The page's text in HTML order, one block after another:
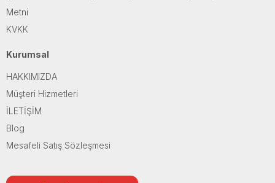
Metni
KVKK
Kurumsal
HAKKIMIZDA
Müşteri Hizmetleri
İLETİŞİM
Blog
Mesafeli Satış Sözleşmesi